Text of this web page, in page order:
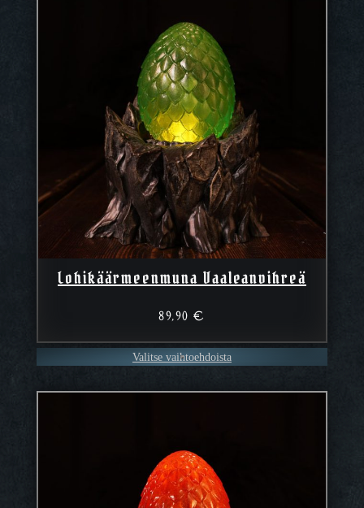
Lohikäärmeenmuna Vaaleanvihreä
89,90€
Valitse vaihtoehdoista